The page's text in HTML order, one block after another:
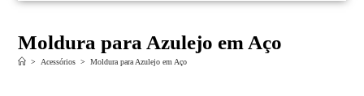
Moldura para Azulejo em Aço
> Acessórios > Moldura para Azulejo em Aço